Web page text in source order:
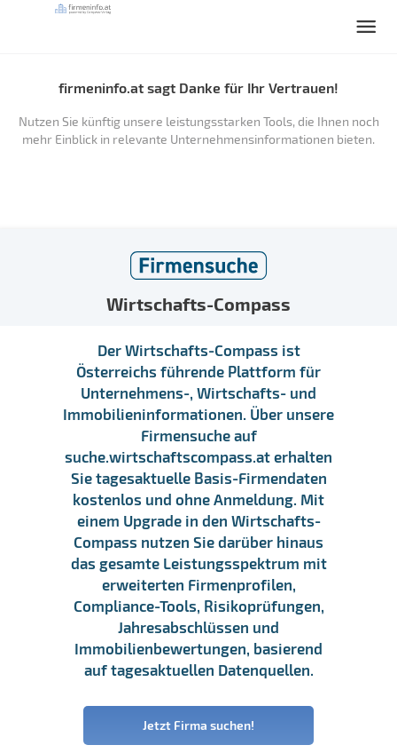
firmeninfo.at sagt Danke für Ihr Vertrauen!
Nutzen Sie künftig unsere leistungsstarken Tools, die Ihnen noch
mehr Einblick in relevante Unternehmensinformationen bieten.
Wirtschafts-Compass
Der Wirtschafts-Compass ist
Österreichs führende Plattform für
Unternehmens-, Wirtschafts- und
Immobilieninformationen. Über unsere
Firmensuche auf
suche.wirtschaftscompass.at erhalten
Sie tagesaktuelle Basis-Firmendaten
kostenlos und ohne Anmeldung. Mit
einem Upgrade in den Wirtschafts-
Compass nutzen Sie darüber hinaus
das gesamte Leistungsspektrum mit
erweiterten Firmenprofilen,
Compliance-Tools, Risikoprüfungen,
Jahresabschlüssen und
Immobilienbewertungen, basierend
auf tagesaktuellen Datenquellen.
Jetzt Firma suchen!